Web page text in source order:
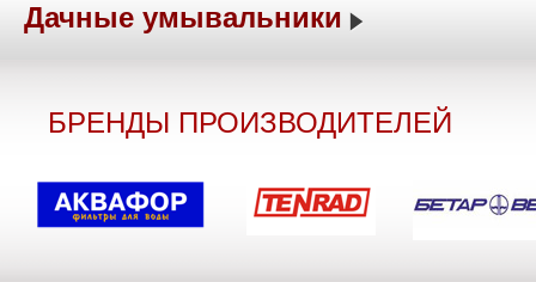
Дачные умывальники
БРЕНДЫ ПРОИЗВОДИТЕЛЕЙ